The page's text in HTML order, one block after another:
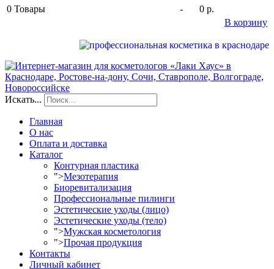
0 Товары -
0 р.
В корзину
Искать...
Главная
О нас
Оплата и доставка
Каталог
Контурная пластика
">Мезотерапия
Биоревитализация
Профессиональные пилинги
Эстетические уходы (лицо)
Эстетические уходы (тело)
">Мужская косметология
">Прочая продукция
Контакты
Личный кабинет